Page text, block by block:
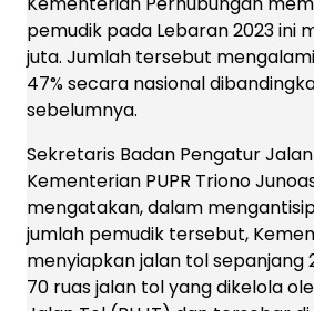
pemudik pada Lebaran 2023 ini
juta. Jumlah tersebut
47% secara nasional
sebelumnya.
Sekretaris Badan Pengatur
Kementerian PUPR Triono
mengatakan, dalam
jumlah pemudik tersebut,
menyiapkan jalan tol sepanjang
70 ruas jalan tol yang dikelola